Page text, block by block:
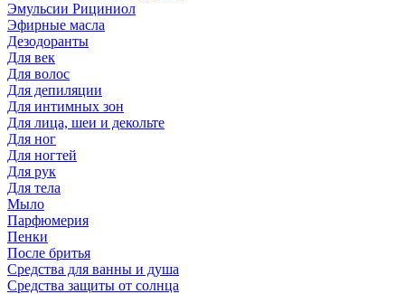
Эмульсии Рициниол
Эфирные масла
Дезодоранты
Для век
Для волос
Для депиляции
Для интимных зон
Для лица, шеи и декольте
Для ног
Для ногтей
Для рук
Для тела
Мыло
Парфюмерия
Пенки
После бритья
Средства для ванны и душа
Средства защиты от солнца